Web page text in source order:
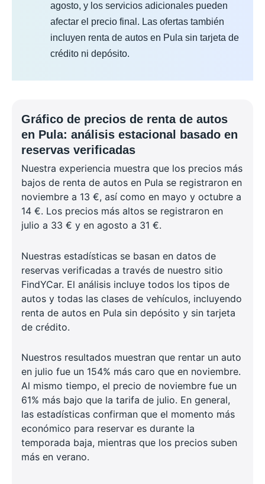
agosto, y los servicios adicionales pueden
afectar el precio final. Las ofertas también
incluyen renta de autos en Pula sin tarjeta de
crédito ni depósito.
Gráfico de precios de renta de autos
en Pula: análisis estacional basado en
reservas verificadas
Nuestra experiencia muestra que los precios más
bajos de renta de autos en Pula se registraron en
noviembre a 13 €, así como en mayo y octubre a
14 €. Los precios más altos se registraron en
julio a 33 € y en agosto a 31 €.
Nuestras estadísticas se basan en datos de
reservas verificadas a través de nuestro sitio
FindYCar. El análisis incluye todos los tipos de
autos y todas las clases de vehículos, incluyendo
renta de autos en Pula sin depósito y sin tarjeta
de crédito.
Nuestros resultados muestran que rentar un auto
en julio fue un 154% más caro que en noviembre.
Al mismo tiempo, el precio de noviembre fue un
61% más bajo que la tarifa de julio. En general,
las estadísticas confirman que el momento más
económico para reservar es durante la
temporada baja, mientras que los precios suben
más en verano.